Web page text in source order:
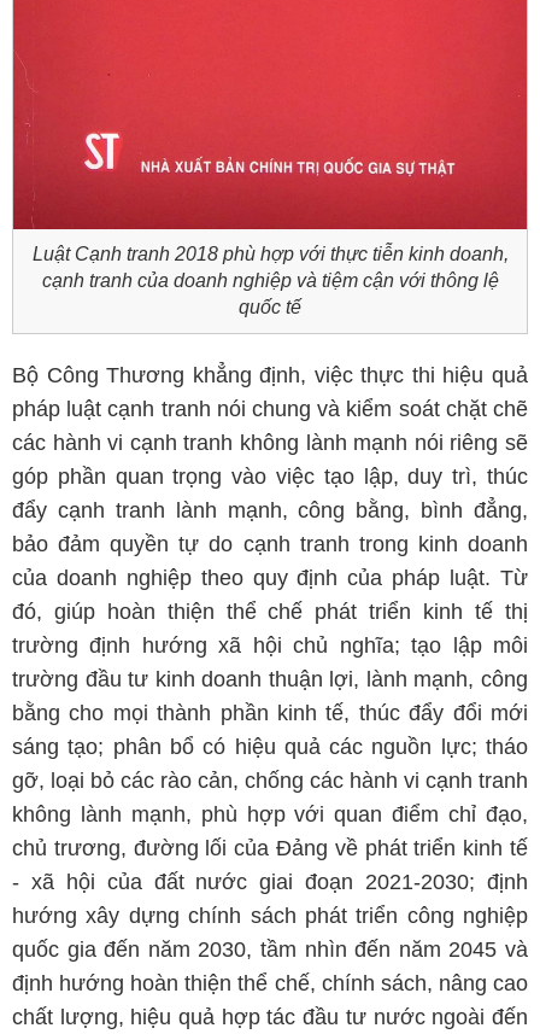
Luật Cạnh tranh 2018 phù hợp với thực tiễn kinh doanh,
cạnh tranh của doanh nghiệp và tiệm cận với thông lệ
quốc tế
Bộ Công Thương khẳng định, việc thực thi hiệu quả
pháp luật cạnh tranh nói chung và kiểm soát chặt chẽ
các hành vi cạnh tranh không lành mạnh nói riêng sẽ
góp phần quan trọng vào việc tạo lập, duy trì, thúc
đẩy cạnh tranh lành mạnh, công bằng, bình đẳng,
bảo đảm quyền tự do cạnh tranh trong kinh doanh
của doanh nghiệp theo quy định của pháp luật. Từ
đó, giúp hoàn thiện thể chế phát triển kinh tế thị
trường định hướng xã hội chủ nghĩa; tạo lập môi
trường đầu tư kinh doanh thuận lợi, lành mạnh, công
bằng cho mọi thành phần kinh tế, thúc đẩy đổi mới
sáng tạo; phân bổ có hiệu quả các nguồn lực; tháo
gỡ, loại bỏ các rào cản, chống các hành vi cạnh tranh
không lành mạnh, phù hợp với quan điểm chỉ đạo,
chủ trương, đường lối của Đảng về phát triển kinh tế
- xã hội của đất nước giai đoạn 2021-2030; định
hướng xây dựng chính sách phát triển công nghiệp
quốc gia đến năm 2030, tầm nhìn đến năm 2045 và
định hướng hoàn thiện thể chế, chính sách, nâng cao
chất lượng, hiệu quả hợp tác đầu tư nước ngoài đến